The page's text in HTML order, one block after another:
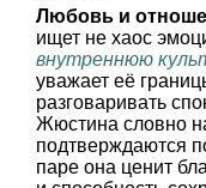
Любовь и
ищет не хаос
внутреннюю
уважает её
разговаривать
Жюстина словно
подтверждаются
паре она ценит